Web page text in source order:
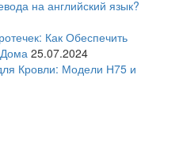
на английский язык?
Как Обеспечить
25.07.2024
Кровли: Модели Н75 и